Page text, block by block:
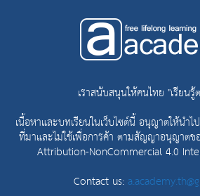
เราสนับสนุนให้คนไทย "เรียน
เนื้อหาและบทเรียนในเว็บไซต์นี้ อนุญาตให้นำไ
ที่มาและไม่ใช้เพื่อการค้า ตามสัญญาอนุญาตข
Attribution-NonCommercial 4.0
Contact us: